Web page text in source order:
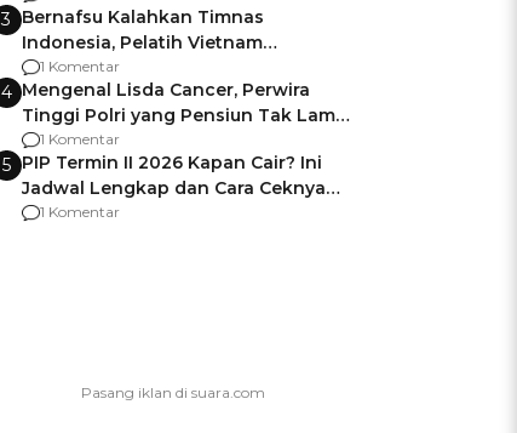
3 Bernafsu Kalahkan Timnas
Indonesia, Pelatih Vietnam
Berencana Pakai Jimat di Pakansari
1 Komentar
4 Mengenal Lisda Cancer, Perwira
Tinggi Polri yang Pensiun Tak Lama
Usai Jadi Brigjen
1 Komentar
5 PIP Termin II 2026 Kapan Cair? Ini
Jadwal Lengkap dan Cara Ceknya
agar Dana Tidak Hangus!
1 Komentar